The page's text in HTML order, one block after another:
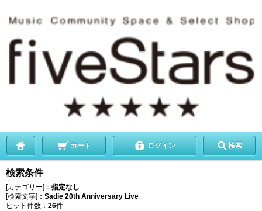
カート ログイン 検索
検索条件
[カテゴリー]： 指定なし
[検索文字]： Sadie 20th Anniversary Live
ヒット件数： 26件